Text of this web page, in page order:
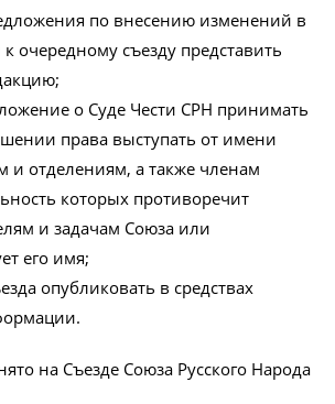
по внесению изменений в
очередному съезду представить
о Суде Чести СРН принимать
права выступать от имени
и отделениям, а также членам
которых противоречит
и задачам Союза или
его имя;
опубликовать в средствах
на Съезде Союза Русского Народа